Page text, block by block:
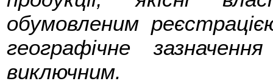
обумовленим
географічне
виключним.